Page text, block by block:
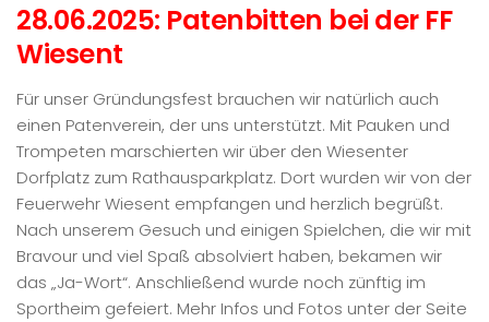
28.06.2025: Patenbitten bei der FF
Wiesent
Für unser Gründungsfest brauchen wir natürlich auch
einen Patenverein, der uns unterstützt. Mit Pauken und
Trompeten marschierten wir über den Wiesenter
Dorfplatz zum Rathausparkplatz. Dort wurden wir von der
Feuerwehr Wiesent empfangen und herzlich begrüßt.
Nach unserem Gesuch und einigen Spielchen, die wir mit
Bravour und viel Spaß absolviert haben, bekamen wir
das „Ja-Wort“. Anschließend wurde noch zünftig im
Sportheim gefeiert. Mehr Infos und Fotos unter der Seite